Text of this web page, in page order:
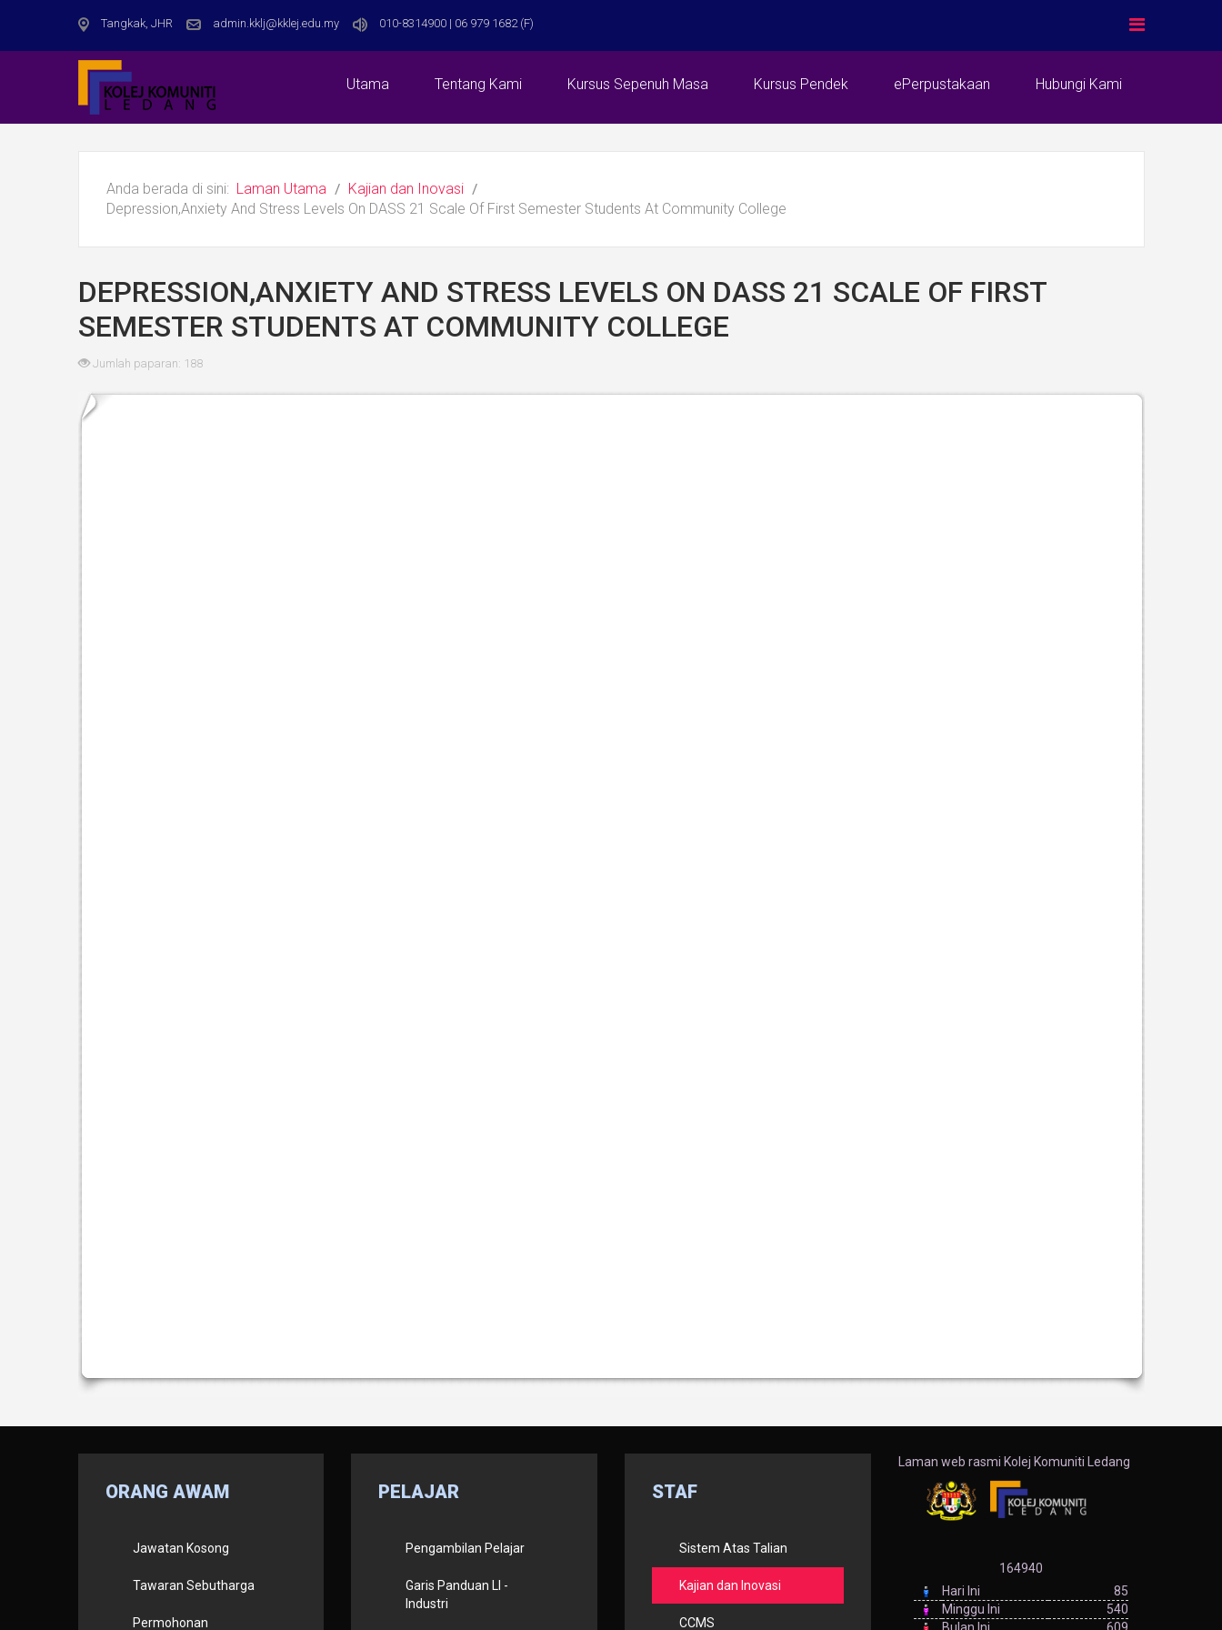
Tangkak, JHR admin.kklj@kklej.edu.my 010-8314900 | 06 979 1682 (F)
Utama Tentang Kami Kursus Sepenuh Masa Kursus Pendek ePerpustakaan Hubungi Kami
Anda berada di sini: Laman Utama
Kajian dan Inovasi
Depression,Anxiety And Stress Levels On DASS 21 Scale Of First Semester Students At Community College
DEPRESSION,ANXIETY AND STRESS LEVELS ON DASS 21 SCALE OF FIRST
SEMESTER STUDENTS AT COMMUNITY COLLEGE
Jumlah paparan: 188
ORANG AWAM
Jawatan Kosong
Tawaran Sebutharga
Permohonan
PELAJAR
Pengambilan Pelajar
Garis Panduan LI -
Industri
STAF
Sistem Atas Talian
Kajian dan Inovasi
CCMS
Laman web rasmi Kolej Komuniti Ledang
164940
Hari Ini
85
Minggu Ini
540
Bulan Ini
609